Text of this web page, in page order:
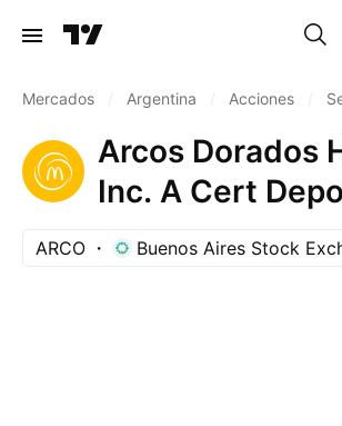
Mercados Argentina Acciones
Arcos Dorados
Inc. A Cert
Repr 2 Shs
ARCO Buenos Aires Stock